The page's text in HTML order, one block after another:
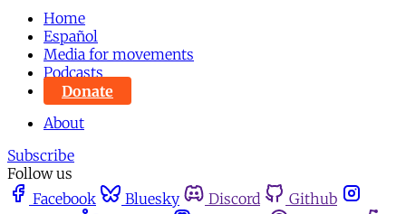
Home
Español
Media for movements
Podcasts
Donate
About
Subscribe
Follow us
Facebook
Bluesky Discord
Github